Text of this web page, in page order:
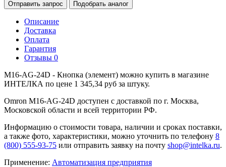
Отправить запрос Подобрать аналог
Описание
Доставка
Оплата
Гарантия
Отзывы 0
M16-AG-24D - Кнопка (элемент) можно купить в магазине
ИНТЕЛКА по цене 1 345,34 руб за штуку.
Omron M16-AG-24D доступен с доставкой по г. Москва,
Московской области и всей территории РФ.
Информацию о стоимости товара, наличии и сроках поставки,
а также фото, характеристики, можно уточнить по телефону 8
(800) 555-93-75 или отправить заявку на почту shop@intelka.ru.
Применение: Автоматизация предприятия